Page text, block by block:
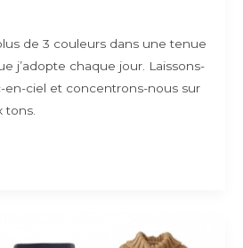
de 3 couleurs dans une tenue
j’adopte chaque jour. Laissons-
en-ciel et concentrons-nous sur
tons.